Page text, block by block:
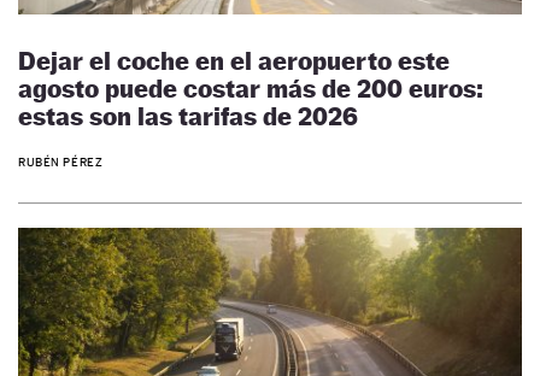
Dejar el coche en el aeropuerto este
agosto puede costar más de 200 euros:
estas son las tarifas de 2026
RUBÉN PÉREZ